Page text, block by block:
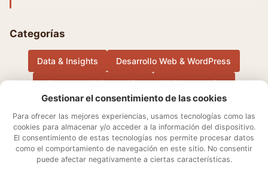
Categorías
Data & Insights Desarrollo Web & WordPress
eCommerce & Conversion IA & Automation
Música Otros Performance Marketing & Growth
Sobre mí Aviso Legal Contacto
Política de cookies
Declaración de privacidad
Términos y condiciones
Ajustes de cookies
Gestionar el consentimiento de las cookies
Para ofrecer las mejores experiencias, usamos tecnologías como las
cookies para almacenar y/o acceder a la información del dispositivo.
El consentimiento de estas tecnologías nos permite procesar datos
como el comportamiento de navegación en este sitio. No consentir
puede afectar negativamente a ciertas características.